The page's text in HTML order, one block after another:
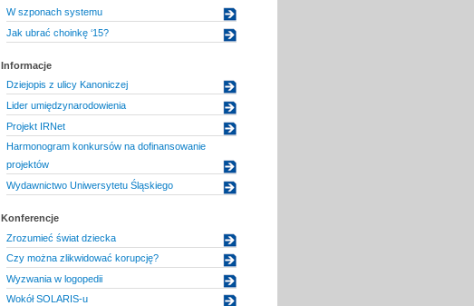
W szponach systemu
Jak ubrać choinkę ‘15?
Informacje
Dziejopis z ulicy Kanoniczej
Lider umiędzynarodowienia
Projekt IRNet
Harmonogram konkursów na dofinansowanie
projektów
Wydawnictwo Uniwersytetu Śląskiego
Konferencje
Zrozumieć świat dziecka
Czy można zlikwidować korupcję?
Wyzwania w logopedii
Wokół SOLARIS-u